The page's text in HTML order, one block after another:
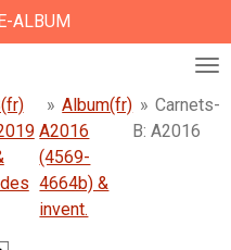
ALBUM
» Album(fr)
A2016
(4569-
4664b) &
invent.
» Carnets-
B: A2016